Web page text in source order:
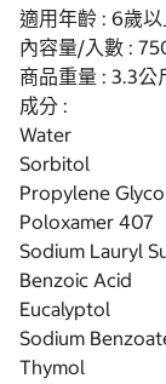
適用年齡 : 6歲以
內容量/入數 :
商品重量 : 3.3公
成分 :
Water
Sorbitol
Propylene
Poloxamer 407
Sodium Lauryl
Benzoic Acid
Eucalyptol
Sodium
Thymol